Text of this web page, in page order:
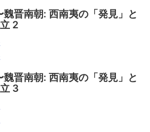
晋南朝: 西南夷の「発見」と
2
晋南朝: 西南夷の「発見」と
3